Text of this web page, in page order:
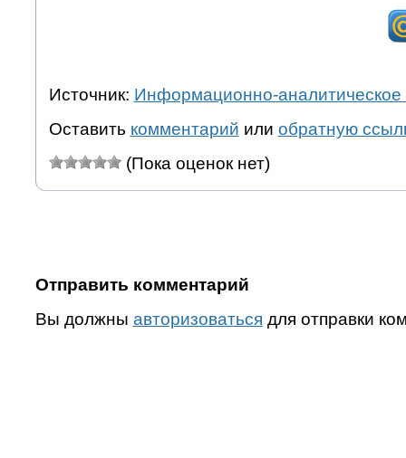
Источник: Информационно-аналитическое
Оставить комментарий или обратную
(Пока оценок нет)
Отправить комментарий
Вы должны авторизоваться для отправки